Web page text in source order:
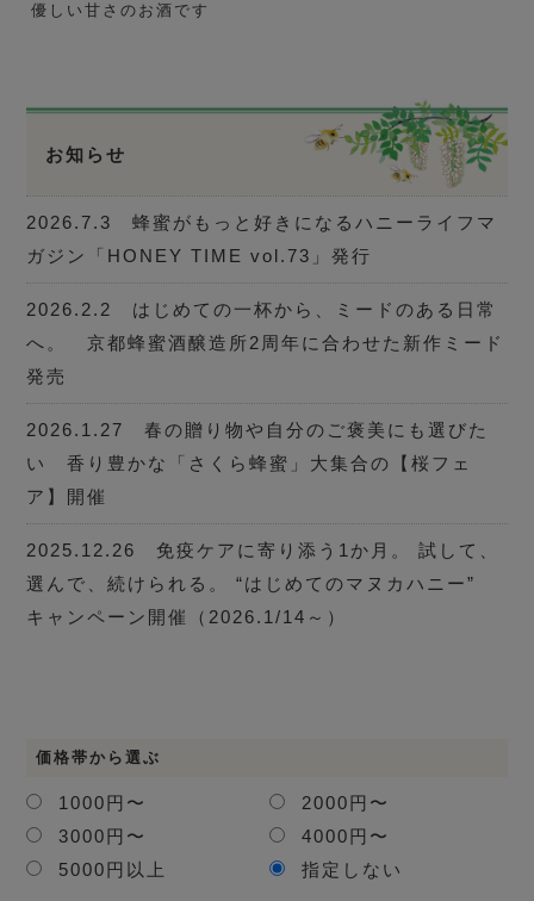
優しい甘さのお酒です
お知らせ
2026.7.3 蜂蜜がもっと好きになるハニーライフマ
ガジン「HONEY TIME vol.73」発行
2026.2.2 はじめての一杯から、ミードのある日常
へ。 京都蜂蜜酒醸造所2周年に合わせた新作ミード
発売
2026.1.27 春の贈り物や自分のご褒美にも選びた
い 香り豊かな「さくら蜂蜜」大集合の【桜フェ
ア】開催
2025.12.26 免疫ケアに寄り添う1か月。 試して、
選んで、続けられる。 “はじめてのマヌカハニー”
キャンペーン開催（2026.1/14～）
価格帯から選ぶ
1000円〜
2000円〜
3000円〜
4000円〜
5000円以上
指定しない